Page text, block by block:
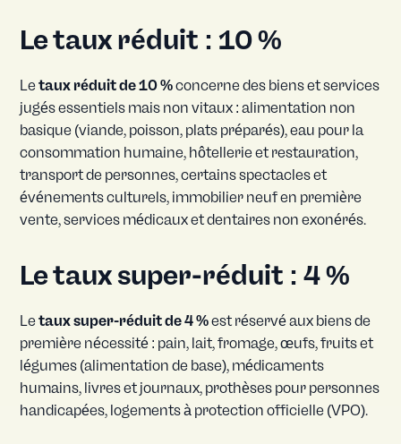
Le taux réduit : 10 %
Letaux réduit de 10 %concerne des biens et services
jugés essentiels mais non vitaux : alimentation non
basique (viande, poisson, plats préparés), eau pour la
consommation humaine, hôtellerie et restauration,
transport de personnes, certains spectacles et
événements culturels, immobilier neuf en première
vente, services médicaux et dentaires non exonérés.
Le taux super-réduit : 4 %
Letaux super-réduit de 4 %est réservé aux biens de
première nécessité : pain, lait, fromage, œufs, fruits et
légumes (alimentation de base), médicaments
humains, livres et journaux, prothèses pour personnes
handicapées, logements à protection officielle (VPO).